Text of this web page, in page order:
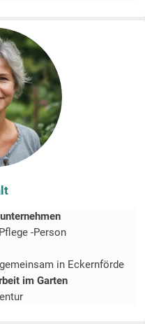
-Person
gemeinsam in Eckernförde
im Garten